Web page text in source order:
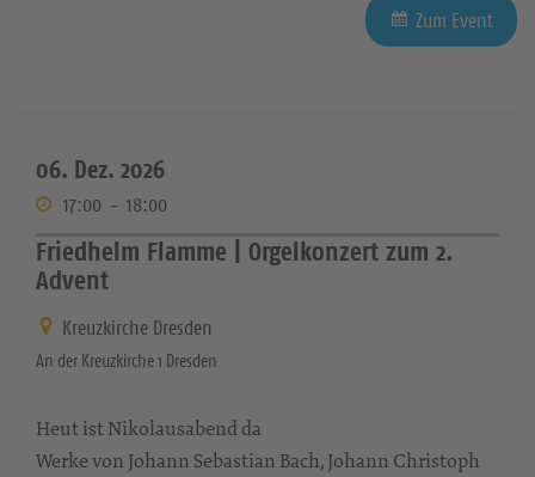
Zum Event
06. Dez. 2026
17:00 - 18:00
Friedhelm Flamme | Orgelkonzert zum 2.
Advent
Kreuzkirche Dresden
An der Kreuzkirche 1 Dresden
Heut ist Nikolausabend da
Werke von Johann Sebastian Bach, Johann Christoph